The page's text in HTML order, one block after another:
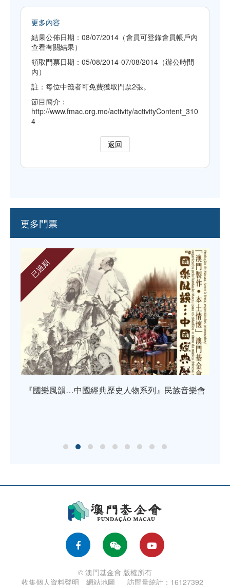
更多內容
結果公佈日期：08/07/2014（會員可登錄會員帳戶內
查看有關結果）
領取門票日期：05/08/2014-07/08/2014（辦公時間
內）
註：每位中籤者可免費獲取門票2張。
節目簡介：
http://www.fmac.org.mo/activity/activityContent_310
4
返回
更多門票
已過期
『國樂風韻…中國經典歷史人物系列』民族音樂會
© 澳門基金會 版權所有
收集個人資料聲明
網站地圖 訪問量統計：16127392